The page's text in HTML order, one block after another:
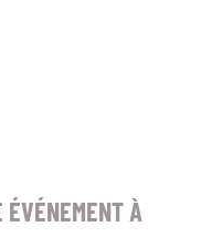
ÉVÉNEMENT À